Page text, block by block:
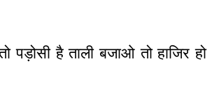
पड़ोसी है ताली बजाओ तो हाजिर हो